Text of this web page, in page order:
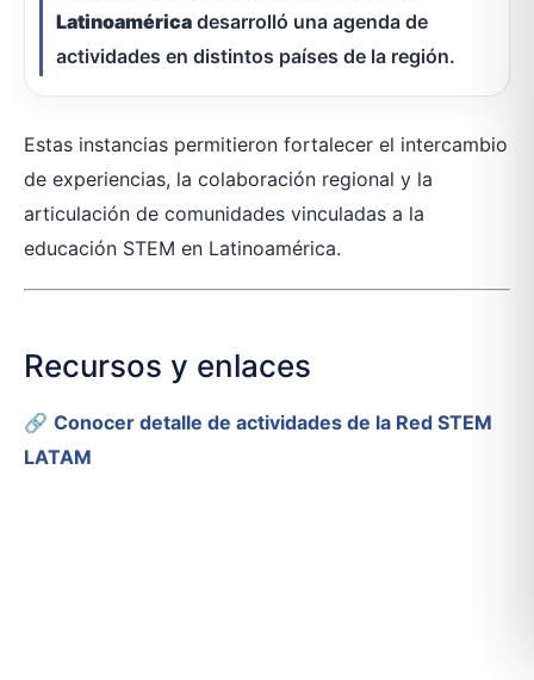
Latinoamérica desarrolló una agenda de
actividades en distintos países de la región.
Estas instancias permitieron fortalecer el intercambio
de experiencias, la colaboración regional y la
articulación de comunidades vinculadas a la
educación STEM en Latinoamérica.
Recursos y enlaces
🔗 Conocer detalle de actividades de la Red STEM
LATAM